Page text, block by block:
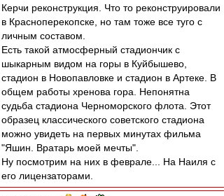
Керчи реконструкция. Что то реконструировали
в Красноперекопске, но там тоже все туго с
личным составом.
Есть такой атмосферный стадиончик с
шыкарным видом на горы в Куйбышево,
стадион в Новопавловке и стадион в Артеке. В
общем работы хренова гора. Непонятна
судьба стадиона Черноморского флота. Этот
образец классического советского стадиона
можно увидеть на первых минутах фильма
"Яшин. Вратарь моей мечты".
Ну посмотрим на них в феврале... На Наиля с
его лицензаторами.